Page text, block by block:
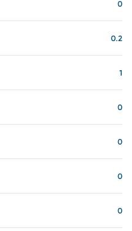
0
0.2
1
0
0
0
0